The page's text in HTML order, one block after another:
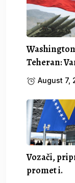
Teheran:
August 7,
Vozači,
promet i.